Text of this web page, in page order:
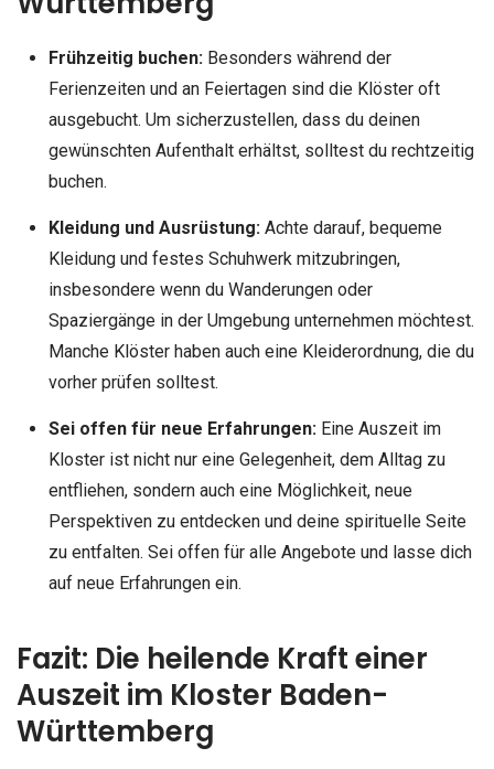
Frühzeitig buchen:Besonders während der
Ferienzeiten und an Feiertagen sind die Klöster oft
ausgebucht. Um sicherzustellen, dass du deinen
gewünschten Aufenthalt erhältst, solltest du rechtzeitig
buchen.
Kleidung und Ausrüstung:Achte darauf, bequeme
Kleidung und festes Schuhwerk mitzubringen,
insbesondere wenn du Wanderungen oder
Spaziergänge in der Umgebung unternehmen möchtest.
Manche Klöster haben auch eine Kleiderordnung, die du
vorher prüfen solltest.
Sei offen für neue Erfahrungen:Eine Auszeit im
Kloster ist nicht nur eine Gelegenheit, dem Alltag zu
entfliehen, sondern auch eine Möglichkeit, neue
Perspektiven zu entdecken und deine spirituelle Seite
zu entfalten. Sei offen für alle Angebote und lasse dich
auf neue Erfahrungen ein.
Fazit: Die heilende Kraft einer
Auszeit im Kloster Baden-
Württemberg